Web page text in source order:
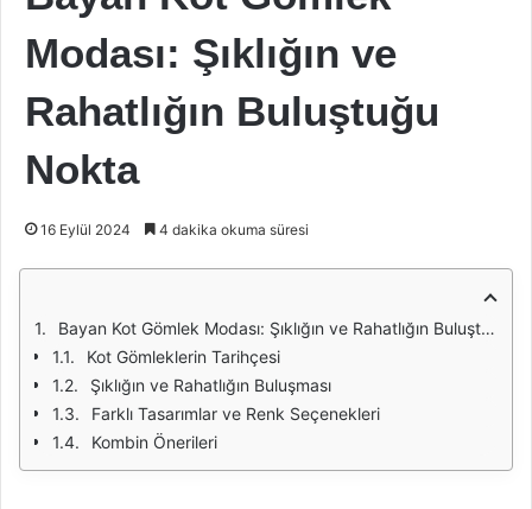
Modası: Şıklığın ve
Rahatlığın Buluştuğu
Nokta
16 Eylül 2024 4 dakika okuma süresi
Bayan Kot Gömlek Modası: Şıklığın ve Rahatlığın Buluştuğu Nokta
Kot Gömleklerin Tarihçesi
Şıklığın ve Rahatlığın Buluşması
Farklı Tasarımlar ve Renk Seçenekleri
Kombin Önerileri